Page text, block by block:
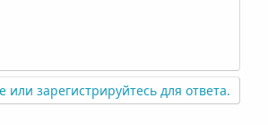
или зарегистрируйтесь для ответа.